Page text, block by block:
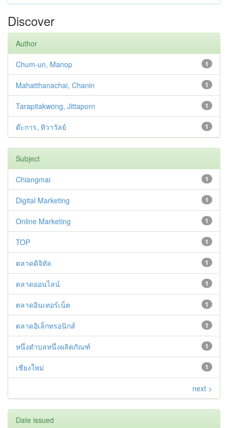
Discover
Author
1
Chum-un, Manop
1
Mahatthanachai, Chanin
1
Tarapitakwong, Jittaporn
1
ต๊ะการ, ทิวาวัลย์
Subject
1
Chiangmai
1
Digital Marketing
1
Online Marketing
1
TOP
1
ตลาดดิจิทัล
1
ตลาดออนไลน์
1
ตลาดอินเทอร์เน็ต
1
ตลาดอิเล็กทรอนิกส์
1
หนึ่งตำบลหนึ่งผลิตภัณฑ์
1
เชียงใหม่
next >
Date issued